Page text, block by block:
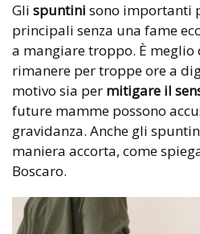
Gli spuntini sono importanti
principali senza una fame
a mangiare troppo. È
rimanere per troppe ore a
motivo sia per mitigare il
future mamme possono
gravidanza. Anche gli
maniera accorta, come
Boscaro.